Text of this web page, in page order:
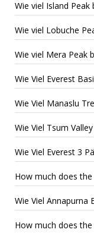
Wie viel Island
Wie viel Lobuche
Wie viel Mera Peak
Wie Viel Everest
Wie Viel Manaslu
Wie Viel Tsum
Wie Viel Everest 3
How much does
Wie Viel Annapurna
How much does